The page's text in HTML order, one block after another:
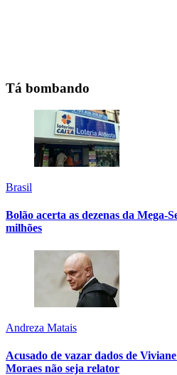
Tá bombando
Brasil
Bolão acerta as dezenas da Mega-
milhões
Andreza Matais
Acusado de vazar dados de
Moraes não seja relator